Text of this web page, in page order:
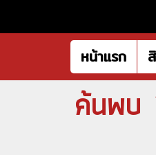
หน้าแรก
ค้นพบ